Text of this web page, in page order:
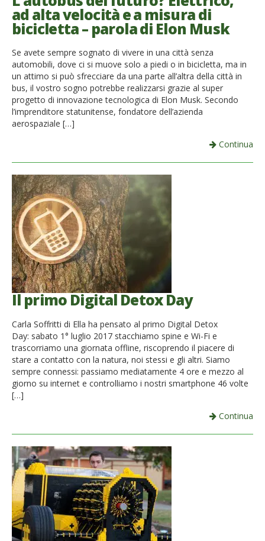
French
ad alta velocità e a misura di
bicicletta – parola di Elon Musk
Se avete sempre sognato di vivere in una città senza
automobili, dove ci si muove solo a piedi o in bicicletta, ma in
un attimo si può sfrecciare da una parte all’altra della città in
bus, il vostro sogno potrebbe realizzarsi grazie al super
progetto di innovazione tecnologica di Elon Musk. Secondo
l’imprenditore statunitense, fondatore dell’azienda
aerospaziale […]
Continua
Il primo Digital Detox Day
Carla Soffritti di Ella ha pensato al primo Digital Detox
Day: sabato 1° luglio 2017 stacchiamo spine e Wi-Fi e
trascorriamo una giornata offline, riscoprendo il piacere di
stare a contatto con la natura, noi stessi e gli altri. Siamo
sempre connessi: passiamo mediatamente 4 ore e mezzo al
giorno su internet e controlliamo i nostri smartphone 46 volte
[…]
Continua